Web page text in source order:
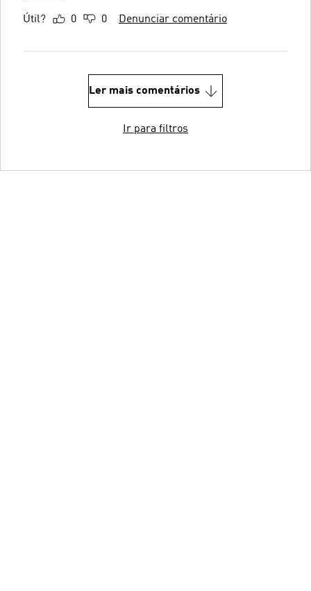
Útil? 0 0 Denunciar comentário
Ler mais comentários
Ir para filtros